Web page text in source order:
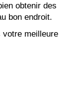
obtenir des
bon endroit.
votre meilleure